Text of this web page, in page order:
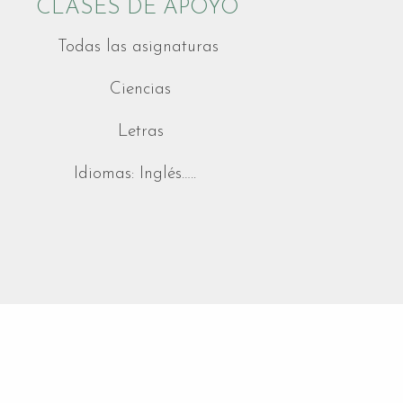
CLASES DE APOYO
Todas las asignaturas
Ciencias
Letras
Idiomas: Inglés…..